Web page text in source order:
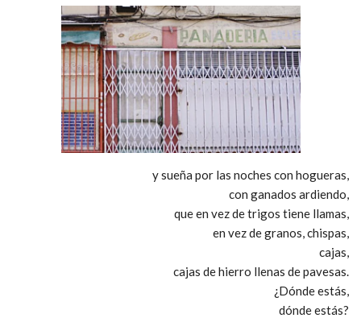
y sueña por las noches con hogueras,
con ganados ardiendo,
que en vez de trigos tiene llamas,
en vez de granos, chispas,
cajas,
cajas de hierro llenas de pavesas.
¿Dónde estás,
dónde estás?